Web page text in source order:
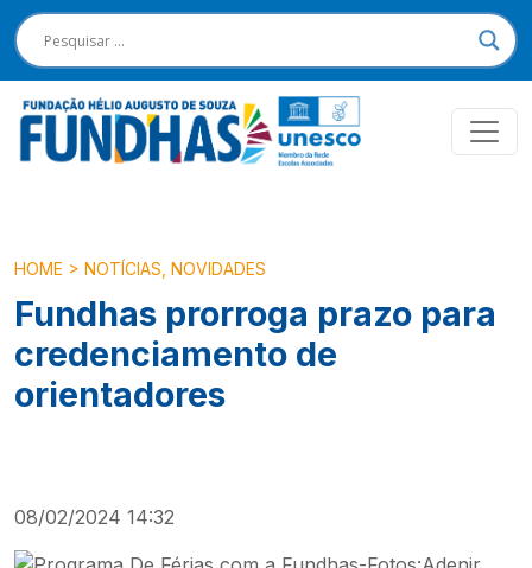
HOME > NOTÍCIAS NOVIDADES
Fundhas prorroga prazo para
credenciamento de
orientadores
08/02/2024 14:32